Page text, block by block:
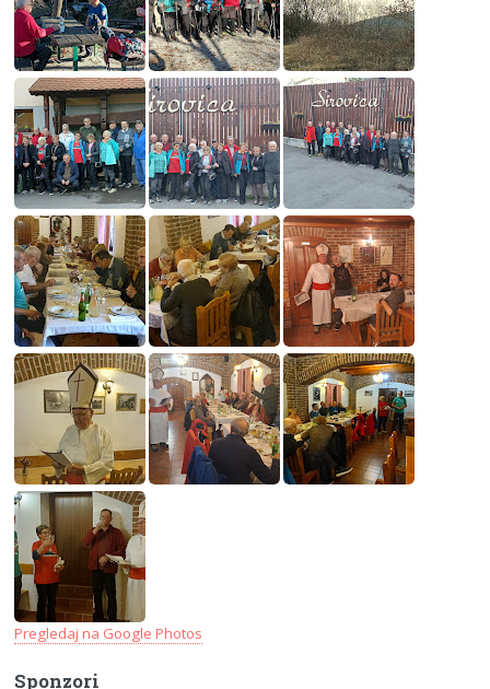
Pregledaj na Google Photos
Sponzori